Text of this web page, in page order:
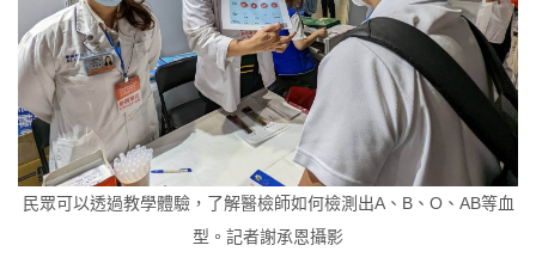
民眾可以透過教學體驗，了解醫檢師如何檢測出A、B、O、AB等血
型。記者謝承恩攝影